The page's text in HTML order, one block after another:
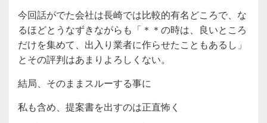
今回話がでた会社は長崎では比較的有名どころで、な
るほどとうなずきながらも「＊＊の時は、良いところ
だけを集めて、出入り業者に作らせたこともあるし」
とその評判はあまりよろしくない。
結局、そのままスルーする事に
私も含め、提案書を出すのは正直怖く